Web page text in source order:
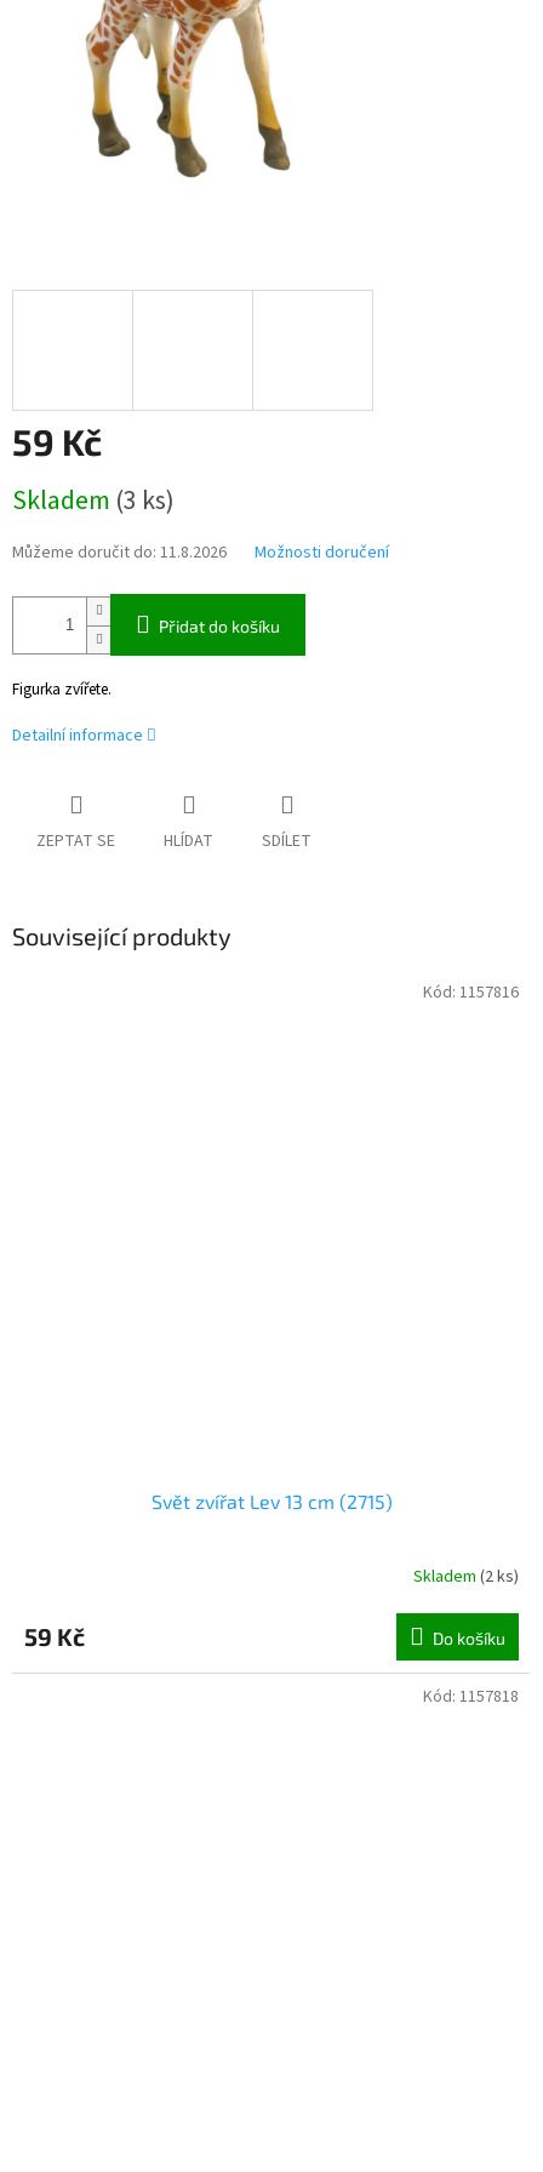
59 Kč
cena:
Skladem (3 ks)
Můžeme doručit do: 11.8.2026 Možnosti doručení
Přidat do košíku
Figurka zvířete.
Detailní informace
ZEPTAT SE HLÍDAT SDÍLET
Související produkty
Svět zvířat Lev 13 cm (2715)
Skladem (2 ks)
59 Kč Do košíku
Kód: 1157816
Kód: 1157818